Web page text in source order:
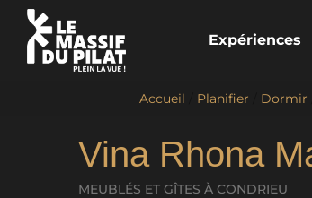
Expériences
Accueil Planifier Dormir
Vina Rhona
MEUBLÉS ET GÎTES À CONDRIEU